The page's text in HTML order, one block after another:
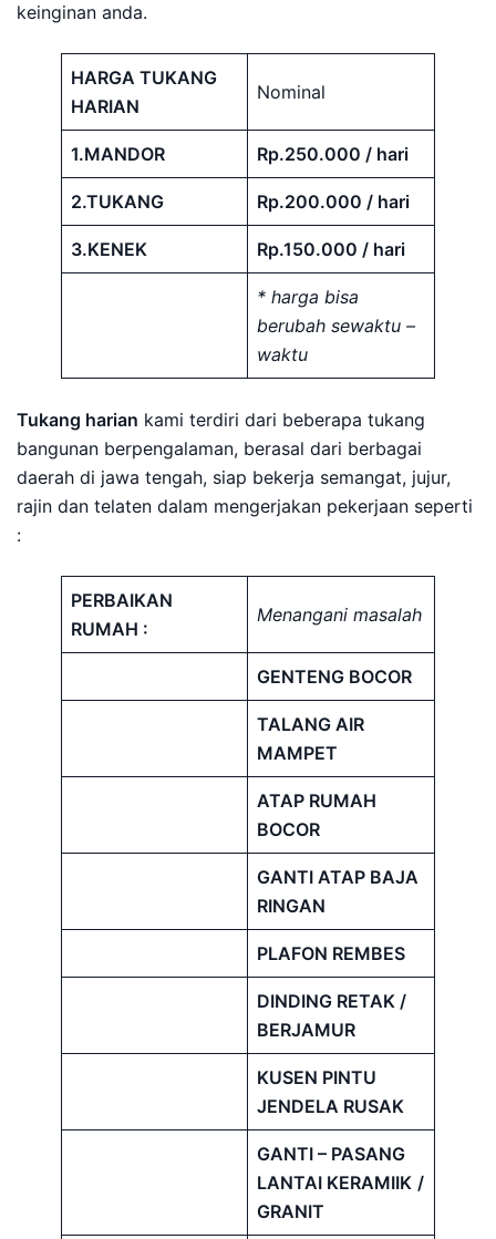
keinginan anda.
HARGA TUKANG
HARIAN
Nominal
1.MANDOR Rp.250.000 / hari
2.TUKANG Rp.200.000 / hari
3.KENEK Rp.150.000 / hari
* harga bisa
berubah sewaktu –
waktu
Tukang harian kami terdiri dari beberapa tukang
bangunan berpengalaman, berasal dari berbagai
daerah di jawa tengah, siap bekerja semangat, jujur,
rajin dan telaten dalam mengerjakan pekerjaan seperti
:
PERBAIKAN
RUMAH :
Menangani masalah
GENTENG BOCOR
TALANG AIR
MAMPET
ATAP RUMAH
BOCOR
GANTI ATAP BAJA
RINGAN
PLAFON REMBES
DINDING RETAK /
BERJAMUR
KUSEN PINTU
JENDELA RUSAK
GANTI – PASANG
LANTAI KERAMIIK /
GRANIT